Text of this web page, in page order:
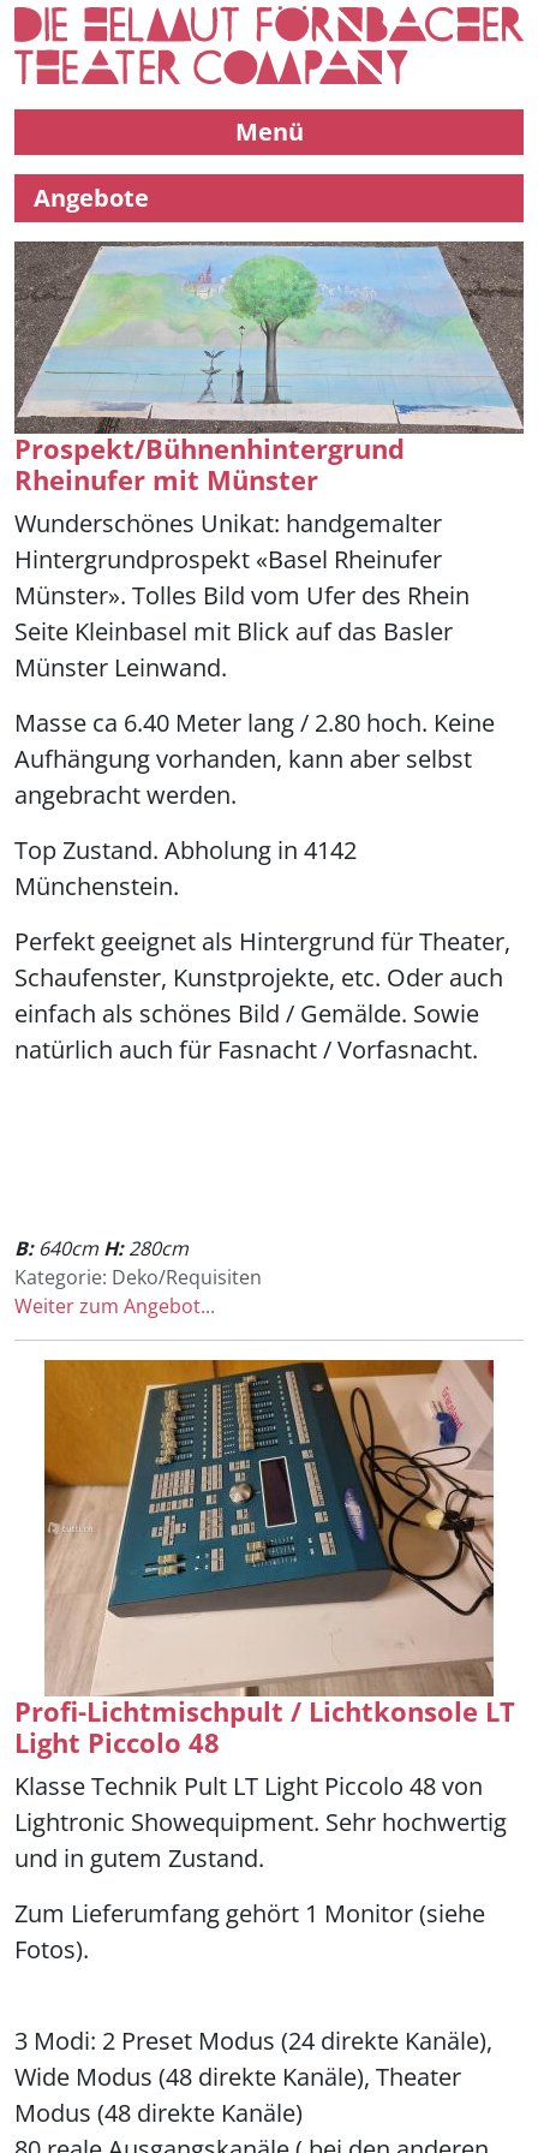
Menü
Angebote
Prospekt/Bühnenhintergrund
Rheinufer mit Münster
Wunderschönes Unikat: handgemalter
Hintergrundprospekt «Basel Rheinufer
Münster». Tolles Bild vom Ufer des Rhein
Seite Kleinbasel mit Blick auf das Basler
Münster Leinwand.
Masse ca 6.40 Meter lang / 2.80 hoch. Keine
Aufhängung vorhanden, kann aber selbst
angebracht werden.
Top Zustand. Abholung in 4142
Münchenstein.
Perfekt geeignet als Hintergrund für Theater,
Schaufenster, Kunstprojekte, etc. Oder auch
einfach als schönes Bild / Gemälde. Sowie
natürlich auch für Fasnacht / Vorfasnacht.
B: 640cm H:280cm
Kategorie: Deko/Requisiten
Weiter zum Angebot...
Profi-Lichtmischpult / Lichtkonsole LT
Light Piccolo 48
Klasse Technik Pult LT Light Piccolo 48 von
Lightronic Showequipment. Sehr hochwertig
und in gutem Zustand.
Zum Lieferumfang gehört 1 Monitor (siehe
Fotos).
3 Modi: 2 Preset Modus (24 direkte Kanäle),
Wide Modus (48 direkte Kanäle), Theater
Modus (48 direkte Kanäle)